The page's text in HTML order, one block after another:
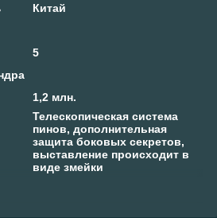
Китай
5
1,2 млн.
Телескопическая система
пинов, дополнительная
защита боковых секретов,
выставление происходит в
виде змейки